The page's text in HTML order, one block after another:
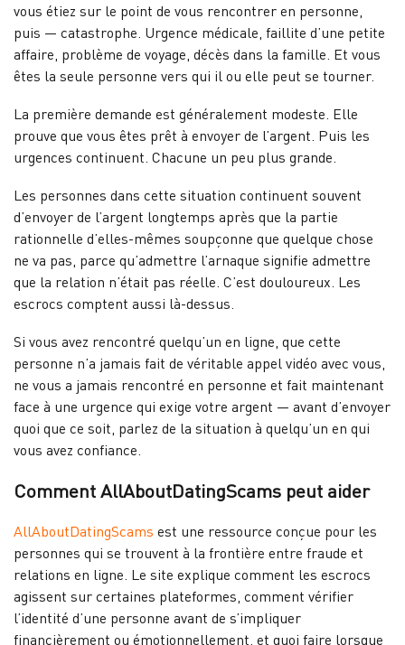
vous étiez sur le point de vous rencontrer en personne,
puis — catastrophe. Urgence médicale, faillite d’une petite
affaire, problème de voyage, décès dans la famille. Et vous
êtes la seule personne vers qui il ou elle peut se tourner.
La première demande est généralement modeste. Elle
prouve que vous êtes prêt à envoyer de l’argent. Puis les
urgences continuent. Chacune un peu plus grande.
Les personnes dans cette situation continuent souvent
d’envoyer de l’argent longtemps après que la partie
rationnelle d’elles-mêmes soupçonne que quelque chose
ne va pas, parce qu’admettre l’arnaque signifie admettre
que la relation n’était pas réelle. C’est douloureux. Les
escrocs comptent aussi là-dessus.
Si vous avez rencontré quelqu’un en ligne, que cette
personne n’a jamais fait de véritable appel vidéo avec vous,
ne vous a jamais rencontré en personne et fait maintenant
face à une urgence qui exige votre argent — avant d’envoyer
quoi que ce soit, parlez de la situation à quelqu’un en qui
vous avez confiance.
Comment AllAboutDatingScams peut aider
AllAboutDatingScams est une ressource conçue pour les
personnes qui se trouvent à la frontière entre fraude et
relations en ligne. Le site explique comment les escrocs
agissent sur certaines plateformes, comment vérifier
l’identité d’une personne avant de s’impliquer
financièrement ou émotionnellement, et quoi faire lorsque